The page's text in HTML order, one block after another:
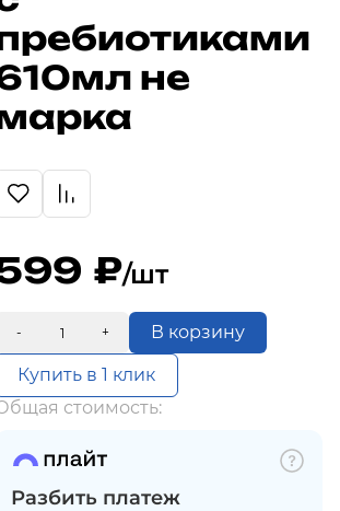
не
/шт
- + В корзину
Купить в 1 клик
стоимость:
Разбить платеж